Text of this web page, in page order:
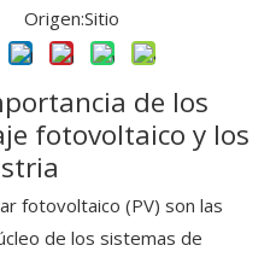
Origen:Sitio
de los
fotovoltaico y los
fotovoltaico (PV) son las
de los sistemas de